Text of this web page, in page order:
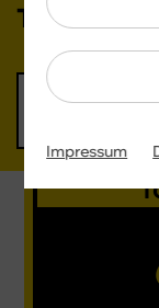
Tarif
10 GB
Impressum